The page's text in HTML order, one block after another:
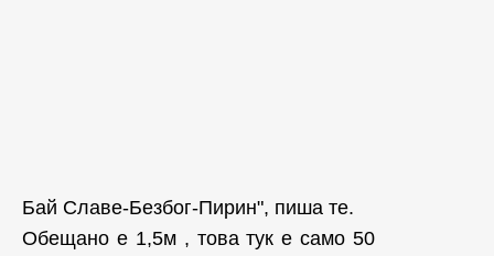
Бай Славе-Безбог-Пирин", пиша те.
Обещано е 1,5м , това тук е само 50